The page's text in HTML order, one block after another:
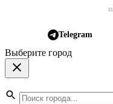
Telegram
Выберите город